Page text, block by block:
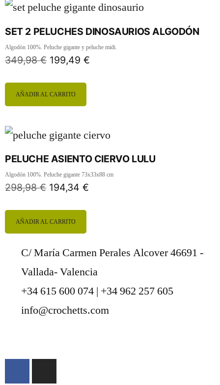
SET 2 PELUCHES DINOSAURIOS ALGODÓN
Algodón 100%. Peluche gigante y peluche midi.
349,98€ 199,49 €
AÑADIR AL CARRITO
PELUCHE ASIENTO CIERVO LULU
Algodón 100%. Peluche gigante 73x33x88 cm
298,98€ 194,34 €
AÑADIR AL CARRITO
C/ María Carmen Perales Alcover 46691 -
Vallada- Valencia
+34 615 600 074 | +34 962 257 605
info@crochetts.com